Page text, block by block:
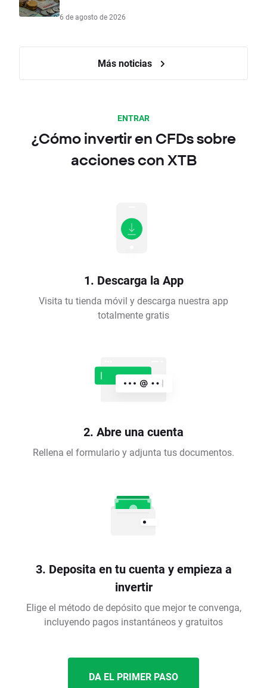
6 de agosto de 2026
Más noticias
ENTRAR
¿Cómo invertir en CFDs sobre
acciones con XTB
1. Descarga la App
Visita tu tienda móvil y descarga nuestra app
totalmente gratis
2. Abre una cuenta
Rellena el formulario y adjunta tus documentos.
3. Deposita en tu cuenta y empieza a
invertir
Elige el método de depósito que mejor te convenga,
incluyendo pagos instantáneos y gratuitos
DA EL PRIMER PASO